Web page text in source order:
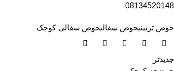
08134520148
حوض تزیینیحوض سفالیحوض سفالی کوچک
جدیدتر